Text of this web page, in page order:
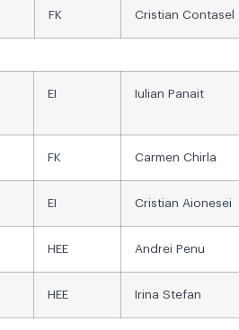
FK Cristian Contasel
EI Iulian Panait
FK Carmen Chirla
EI Cristian Aionesei
HEE Andrei Penu
HEE Irina Stefan